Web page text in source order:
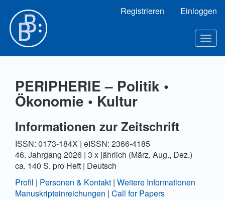
Hauptinhalt
Sidebar
Registrieren Einloggen
PERIPHERIE – Politik •
Ökonomie • Kultur
Informationen zur Zeitschrift
ISSN: 0173-184X | eISSN: 2366-4185
46. Jahrgang 2026 | 3 x jährlich (März, Aug., Dez.)
ca. 140 S. pro Heft | Deutsch
Profil | Personen & Kontakt | Weitere Informationen
Manuskripteinreichungen | Call for Papers